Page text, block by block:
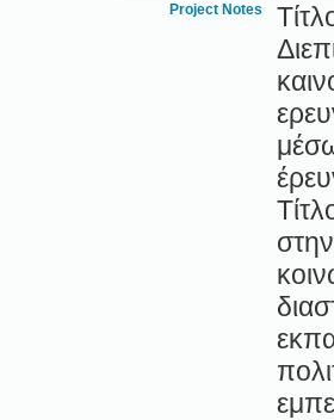
Project Notes